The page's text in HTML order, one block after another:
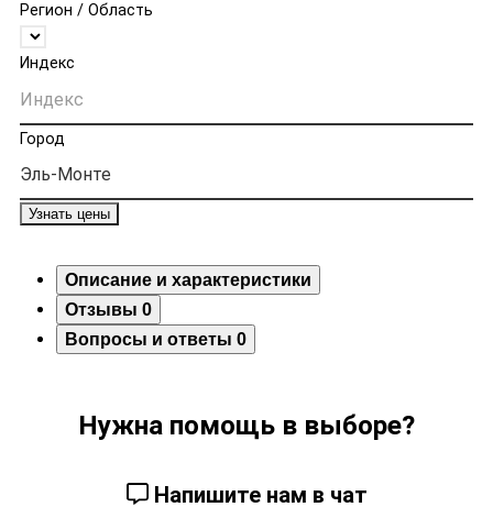
Регион / Область
Индекс
Город
Узнать цены
Описание и характеристики
Отзывы 0
Вопросы и ответы 0
Нужна помощь в выборе?
Напишите нам в чат